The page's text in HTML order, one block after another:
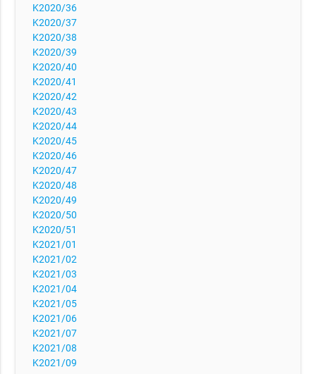
K2020/36
K2020/37
K2020/38
K2020/39
K2020/40
K2020/41
K2020/42
K2020/43
K2020/44
K2020/45
K2020/46
K2020/47
K2020/48
K2020/49
K2020/50
K2020/51
K2021/01
K2021/02
K2021/03
K2021/04
K2021/05
K2021/06
K2021/07
K2021/08
K2021/09